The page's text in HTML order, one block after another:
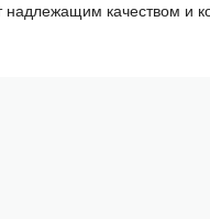
качеством и